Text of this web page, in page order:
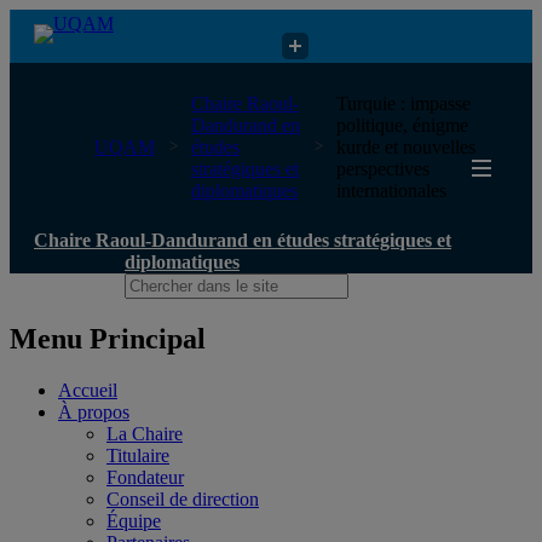
Chaire Raoul-Dandurand en études stratégiques et diplomatiques
UQAM
Chaire Raoul-
Dandurand en
études
stratégiques et
diplomatiques
Turquie : impasse
politique, énigme
kurde et nouvelles
perspectives
internationales
Chaire Raoul-Dandurand en études stratégiques et
diplomatiques
Menu Principal
Accueil
À propos
La Chaire
Titulaire
Fondateur
Conseil de direction
Équipe